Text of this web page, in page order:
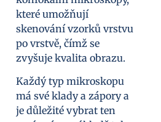
které umožňují
skenování vzorků vrstvu
po vrstvě, čímž se
zvyšuje kvalita obrazu.
Každý typ mikroskopu
má své klady a zápory a
je důležité vybrat ten